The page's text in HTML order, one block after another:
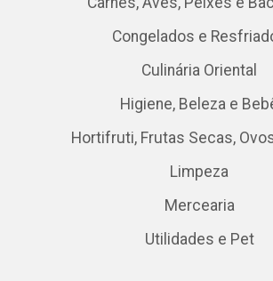
Congelados e
Culinária Oriental
Higiene, Beleza e
Hortifruti, Frutas Secas,
Limpeza
Mercearia
Utilidades e Pet